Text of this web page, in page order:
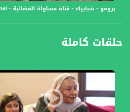
برومو - شبابيك - قناة مساواة الفضائية - Musawa Channel
حلقات كاملة